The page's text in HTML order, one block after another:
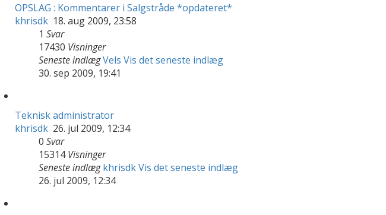
OPSLAG : Kommentarer i Salgstråde *opdateret*
khrisdk 18. aug 2009, 23:58
1 Svar
17430 Visninger
Seneste indlægVels Vis det seneste indlæg
30. sep 2009, 19:41
Teknisk administrator
khrisdk 26. jul 2009, 12:34
0 Svar
15314Visninger
Seneste indlægkhrisdkVis det seneste indlæg
26. jul 2009, 12:34